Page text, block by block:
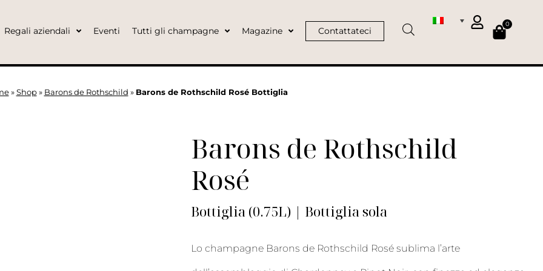
Regali aziendali Eventi Tutti gli champagne Magazine Contattateci
0
» Shop» Barons de Rothschild » Barons de Rothschild Rosé Bottiglia
Barons de Rothschild
Rosé
Bottiglia (0.75L) | Bottiglia sola
Lo champagne Barons de Rothschild Rosé sublima l’arte